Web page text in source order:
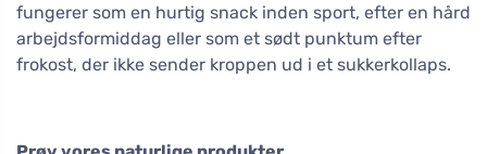
fungerer som en hurtig snack inden sport, efter en hård
arbejdsformiddag eller som et sødt punktum efter
frokost, der ikke sender kroppen ud i et sukkerkollaps.